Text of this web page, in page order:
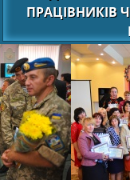
ПРАЦІВНИКІВ